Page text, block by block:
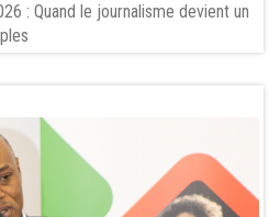
: Quand le journalisme devient un